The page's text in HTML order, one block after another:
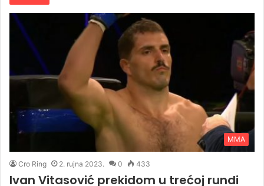
MMA
Cro Ring 2. rujna 2023. 0 433
Ivan Vitasović prekidom u trećoj rundi